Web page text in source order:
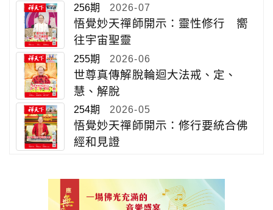
256期 2026-07
悟覺妙天禪師開示：靈性修行 嚮
往宇宙聖靈
255期 2026-06
世尊真傳解脫輪迴大法戒、定、
慧、解脫
254期 2026-05
悟覺妙天禪師開示：修行要統合佛
經和見證